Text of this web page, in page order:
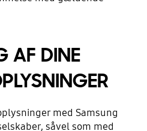
AF DINE
med Samsung
såvel som med